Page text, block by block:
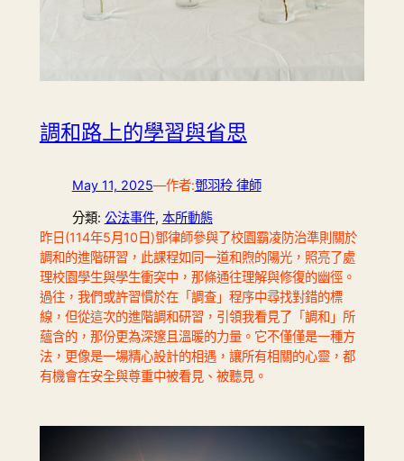
調和路上的學習與省思
May 11, 2025—作者:鄧羽秢 律師
分類: 公法事件, 本所動態
昨日(114年5月10日)鄧律師參與了校園霸凌防治準則關於
調和的進階研習，此課程如同一道和煦的陽光，照亮了處
理校園學生與學生衝突中，那條通往理解與修復的幽徑。
過往，我們或許習慣於在「調查」程序中尋找對錯的標
線，但從這次的進階調和研習，引領我看見了「調和」所
蘊含的，那份更為深邃且溫暖的力量。它不僅僅是一種方
法，更像是一場精心設計的相遇，讓所有相關的心靈，都
有機會在安全與尊重中被看見、被聽見。